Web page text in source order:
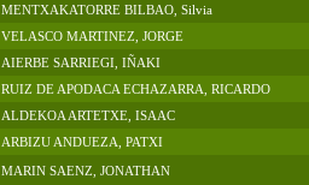
MENTXAKATORRE BILBAO, Silvia
VELASCO MARTINEZ, JORGE
AIERBE SARRIEGI, IÑAKI
RUIZ DE APODACA ECHAZARRA, RICARDO
ALDEKOA ARTETXE, ISAAC
ARBIZU ANDUEZA, PATXI
MARIN SAENZ, JONATHAN